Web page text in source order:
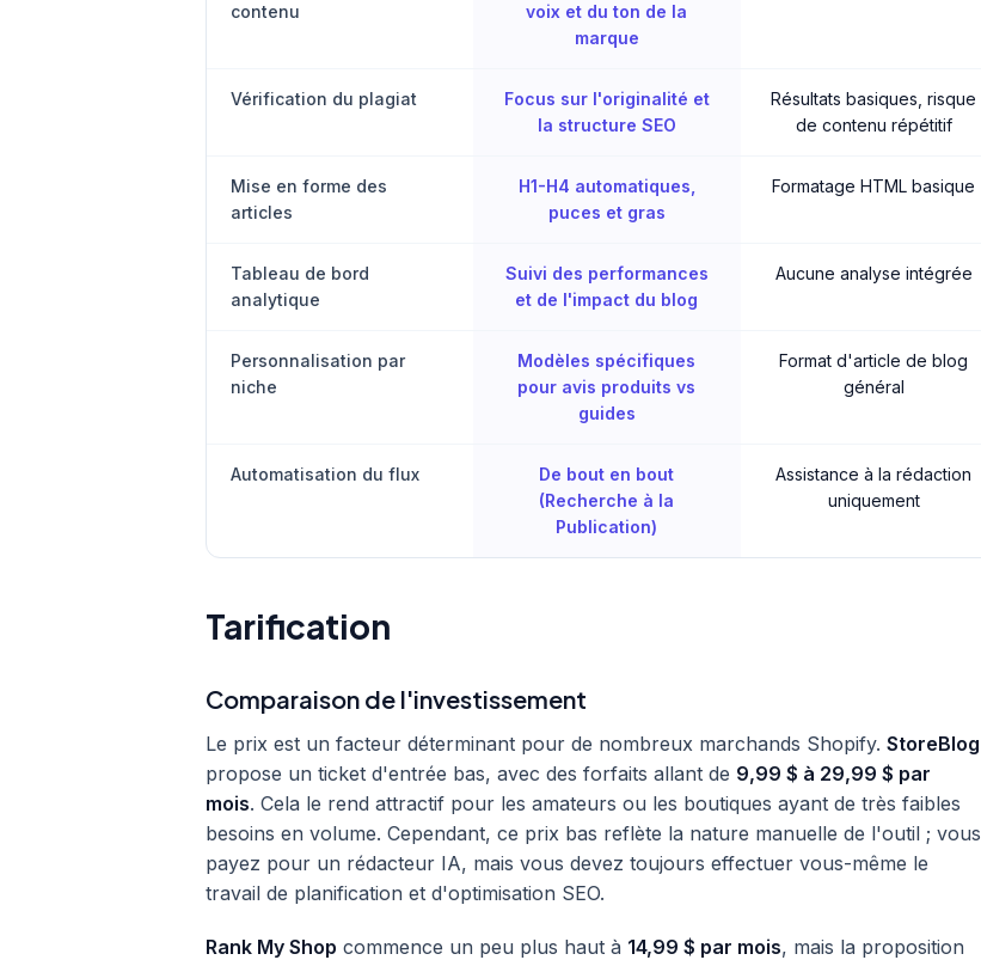
contenu
voix et du ton de la
marque
Vérification du plagiat
Focus sur l'originalité et
la structure SEO
Résultats basiques, risque
de contenu répétitif
Mise en forme des
articles
H1-H4 automatiques,
puces et gras
Formatage HTML basique
Tableau de bord
analytique
Suivi des performances
et de l'impact du blog
Aucune analyse intégrée
Personnalisation par
niche
Modèles spécifiques
pour avis produits vs
guides
Format d'article de blog
général
Automatisation du flux
De bout en bout
(Recherche à la
Publication)
Assistance à la rédaction
uniquement
Tarification
Comparaison de l'investissement
Le prix est un facteur déterminant pour de nombreux marchands Shopify. StoreBlog
propose un ticket d'entrée bas, avec des forfaits allant de 9,99 $ à 29,99 $ par
mois. Cela le rend attractif pour les amateurs ou les boutiques ayant de très faibles
besoins en volume. Cependant, ce prix bas reflète la nature manuelle de l'outil ; vous
payez pour un rédacteur IA, mais vous devez toujours effectuer vous-même le
travail de planification et d'optimisation SEO.
Rank My Shop commence un peu plus haut à 14,99 $ par mois, mais la proposition